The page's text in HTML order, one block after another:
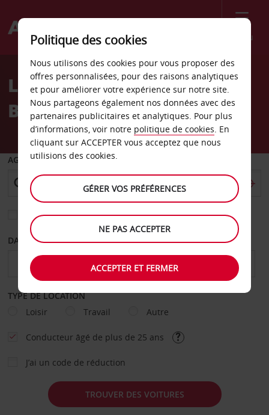
Menu
Welcome
AvisLocation de voiture
Bomaderry
AGENCE DE DÉPART
Sélectionnez une autre agence de retour
DATE DE DÉPART DATE DE RETOUR
TYPE DE LOCATION
Loisir
Travail Autre
Conducteur âgé de plus de 25 ans
J’ai un code de réduction
TROUVER DES VOITURES
Politique des cookies
Nous utilisons des cookies pour vous proposer des
offres personnalisées, pour des raisons analytiques
et pour améliorer votre expérience sur notre site.
Nous partageons également nos données avec des
partenaires publicitaires et analytiques. Pour plus
d’informations, voir notre politique de cookies. En
cliquant sur ACCEPTER vous acceptez que nous
utilisions des cookies.
GÉRER VOS PRÉFÉRENCES
NE PAS ACCEPTER
ACCEPTER ET FERMER